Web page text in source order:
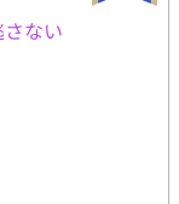
と、推しキャラで
… エトワール王国
ロ… リヒトの従
想いが暴走気味。
る自由人。ある意
皇帝… 大帝国の皇
、リヒトの利発さ
レイラ』のヒロイ
。
ない